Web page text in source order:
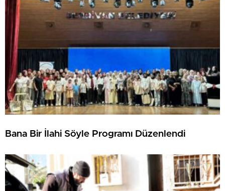
Bana Bir İlahi Söyle Programı Düzenlendi